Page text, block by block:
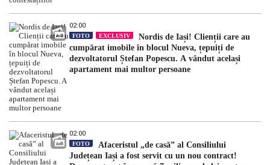
02:00
FOTO EXCLUSIV
Nordis de Iași! Clienții care au
cumpărat imobile în blocul Nueva, țepuiți de
dezvoltatorul Ștefan Popescu. A vândut același
apartament mai multor persoane
02:00
FOTO
Afaceristul „de casă” al Consiliului
Județean Iași a fost servit cu un nou contract!